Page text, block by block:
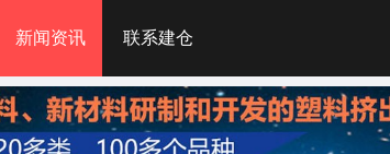
新闻资讯 联系建仓